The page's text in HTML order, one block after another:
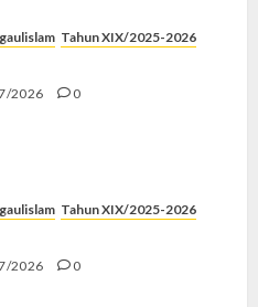
Tahun XIX/2025-2026
2026 0
Tahun XIX/2025-2026
2026 0